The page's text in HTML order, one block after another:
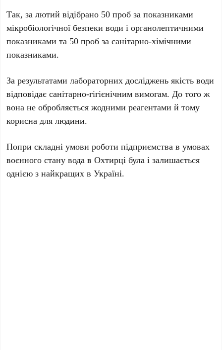
Так, за лютий відібрано 50 проб за показниками
мікробіологічної безпеки води і органолептичними
показниками та 50 проб за санітарно-хімічними
показниками.
За результатами лабораторних досліджень якість води
відповідає санітарно-гігієнічним вимогам. До того ж
вона не обробляється жодними реагентами й тому
корисна для людини.
Попри складні умови роботи підприємства в умовах
воєнного стану вода в Охтирці була і залишається
однією з найкращих в Україні.